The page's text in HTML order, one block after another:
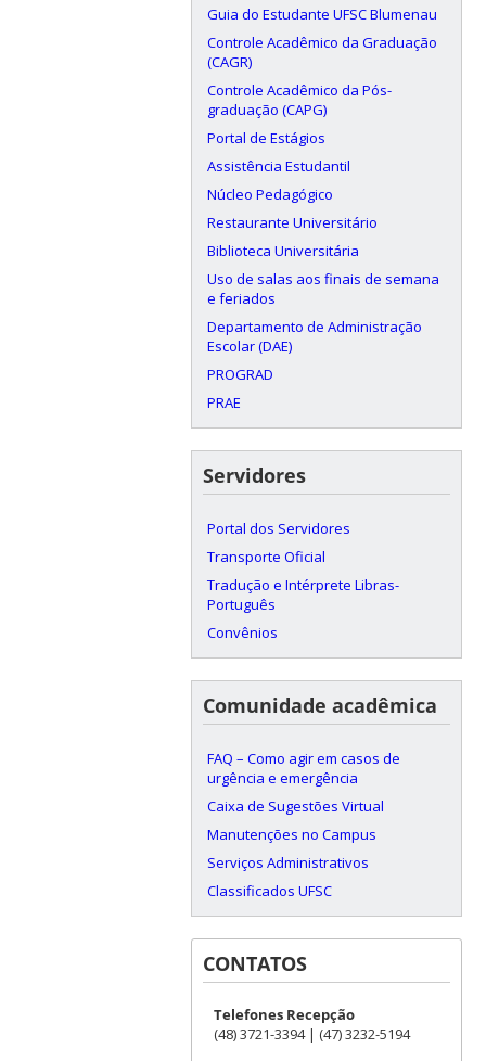
Guia do Estudante UFSC Blumenau
Controle Acadêmico da Graduação
(CAGR)
Controle Acadêmico da Pós-
graduação (CAPG)
Portal de Estágios
Assistência Estudantil
Núcleo Pedagógico
Restaurante Universitário
Biblioteca Universitária
Uso de salas aos finais de semana
e feriados
Departamento de Administração
Escolar (DAE)
PROGRAD
PRAE
Servidores
Portal dos Servidores
Transporte Oficial
Tradução e Intérprete Libras-
Português
Convênios
Comunidade acadêmica
FAQ – Como agir em casos de
urgência e emergência
Caixa de Sugestões Virtual
Manutenções no Campus
Serviços Administrativos
Classificados UFSC
CONTATOS
Telefones Recepção
(48) 3721-3394 | (47) 3232-5194